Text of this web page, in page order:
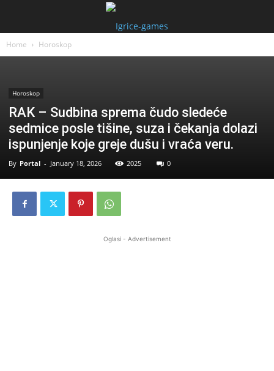
Home Horoskop
Horoskop
RAK – Sudbina sprema čudo sledeće
sedmice posle tišine, suza i čekanja dolazi
ispunjenje koje greje dušu i vraća veru.
By Portal - January 18, 2026 2025 0
Oglasi - Advertisement